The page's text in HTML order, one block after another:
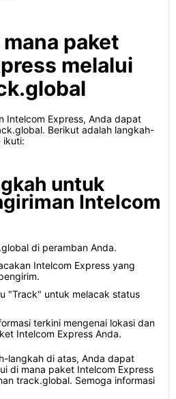
paket
melalui
Intelcom Express, Anda dapat
Berikut adalah langkah-
ikuti:
untuk
Intelcom
di peramban Anda.
Intelcom Express yang
"Track" untuk melacak status
terkini mengenai lokasi dan
Intelcom Express Anda.
langkah di atas, Anda dapat
di mana paket Intelcom Express
track.global. Semoga informasi